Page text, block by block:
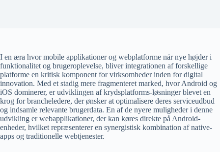
I en æra hvor mobile applikationer og webplatforme når nye højder i
funktionalitet og brugeroplevelse, bliver integrationen af forskellige
platforme en kritisk komponent for virksomheder inden for digital
innovation. Med et stadig mere fragmenteret marked, hvor Android og
iOS dominerer, er udviklingen af krydsplatforms-løsninger blevet en
krog for brancheledere, der ønsker at optimalisere deres serviceudbud
og indsamle relevante brugerdata. En af de nyere muligheder i denne
udvikling er webapplikationer, der kan køres direkte på Android-
enheder, hvilket repræsenterer en synergistisk kombination af native-
apps og traditionelle webtjenester.